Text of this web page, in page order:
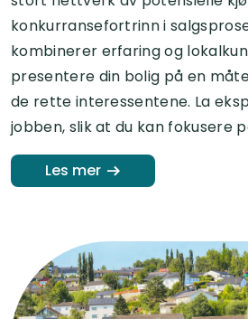
konkurransefortrinn i
kombinerer erfaring og
presentere din bolig på en
de rette interessentene. La
jobben, slik at du kan fokusere
Les mer